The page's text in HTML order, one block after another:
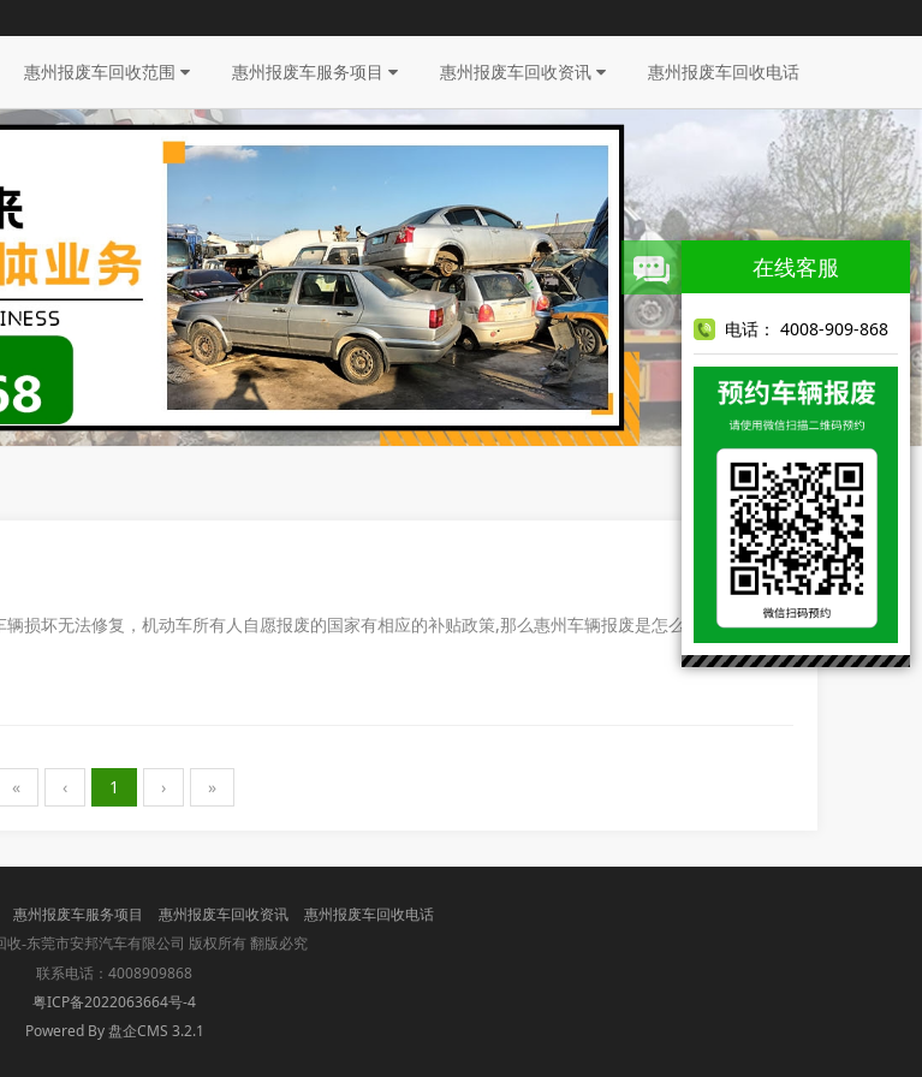
惠州报废车回收范围 惠州报废车服务项目 惠州报废车回收资讯 惠州报废车回收电话
损坏无法修复，机动车所有人自愿报废的国家有相应的补贴政策,那么惠州车辆报废是怎么样的呢，下面
« ‹ 1 › »
惠州报废车服务项目 惠州报废车回收资讯 惠州报废车回收电话
收-东莞市安邦汽车有限公司 版权所有 翻版必究
联系电话：4008909868
粤ICP备2022063664号-4
Powered By 盘企CMS 3.2.1
盘企CMS
在线客服
电话： 4008-909-868